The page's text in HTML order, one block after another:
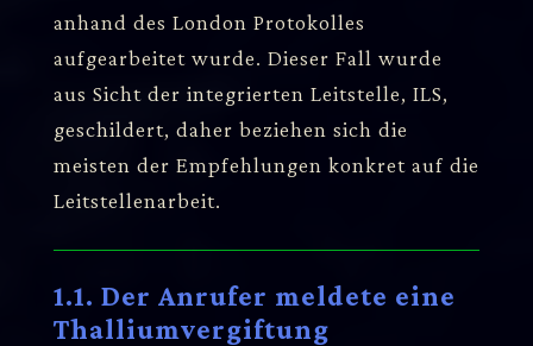
anhand des London Protokolles
aufgearbeitet wurde. Dieser Fall wurde
aus Sicht der integrierten Leitstelle, ILS,
geschildert, daher beziehen sich die
meisten der Empfehlungen konkret auf die
Leitstellenarbeit.
1.1. Der Anrufer meldete eine
Thalliumvergiftung